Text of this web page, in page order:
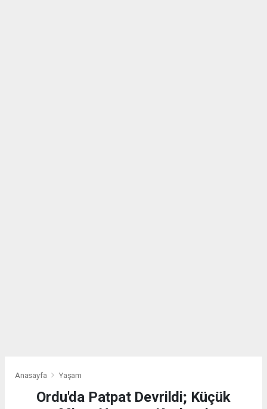
Anasayfa Yaşam
Ordu'da Patpat Devrildi; Küçük